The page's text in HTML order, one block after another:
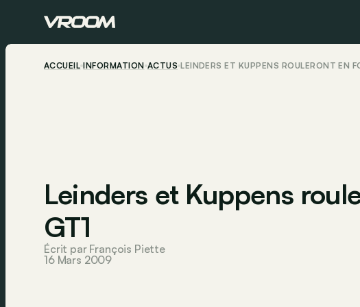
ACCUEIL INFORMATION ACTUS LEINDERS ET KUPPENS ROULERONT EN
Leinders et Kuppens
GT1
Écrit par François Piette
16 Mars 2009